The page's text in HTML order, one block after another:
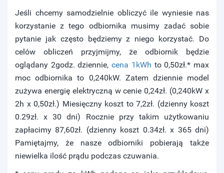
Jeśli chcemy samodzielnie obliczyć ile wyniesie nas
korzystanie z tego odbiornika musimy zadać sobie
pytanie jak często będziemy z niego korzystać. Do
celów obliczeń przyjmijmy, że odbiornik będzie
oglądany 2godz. dziennie,cena 1kWh to 0,50zł.* max
moc odbiornika to 0,240kW. Zatem dziennie model
zużywa energię elektryczną w cenie 0,24zł. (0,240kW x
2h x 0,50zł.) Miesięczny koszt to 7,2zł. (dzienny koszt
0.29zł. x 30 dni) Rocznie przy takim użytkowaniu
zapłacimy 87,60zł. (dzienny koszt 0.34zł. x 365 dni)
Pamiętajmy, że nasze odbiorniki pobierają także
niewielka ilość prądu podczas czuwania.